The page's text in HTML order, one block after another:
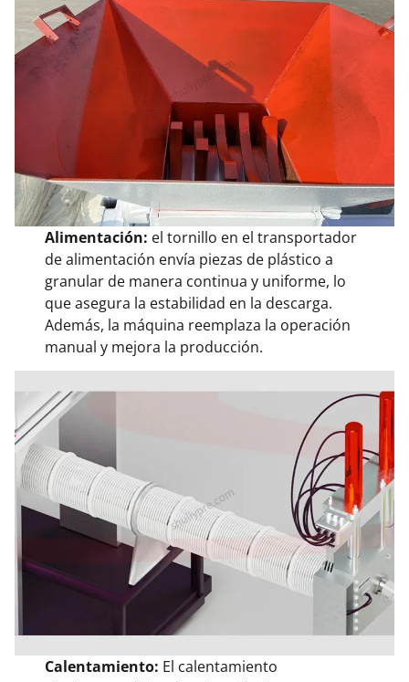
Alimentación: el tornillo en el transportador
de alimentación envía piezas de plástico a
granular de manera continua y uniforme, lo
que asegura la estabilidad en la descarga.
Además, la máquina reemplaza la operación
manual y mejora la producción.
Calentamiento: El calentamiento